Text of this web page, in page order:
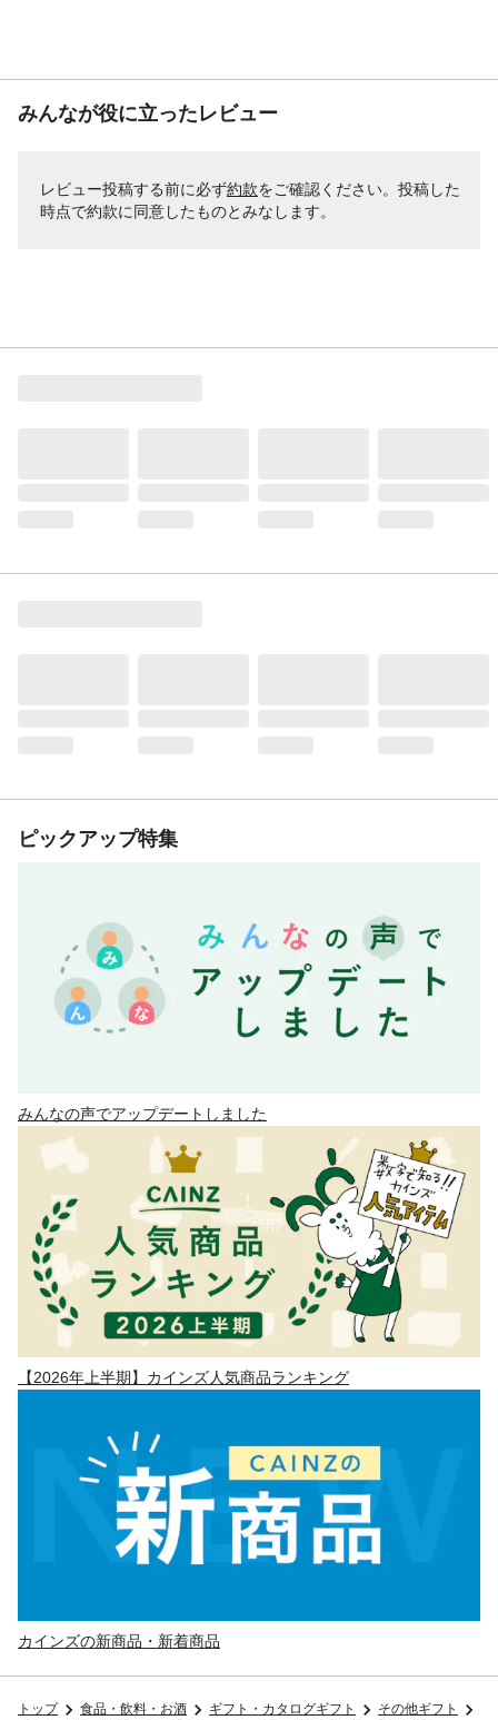
みんなが役に立ったレビュー
レビュー投稿する前に必ず約款をご確認ください。投稿した
時点で約款に同意したものとみなします。
ピックアップ特集
みんなの声でアップデートしました
【2026年上半期】カインズ人気商品ランキング
カインズの新商品・新着商品
トップ 食品・飲料・お酒 ギフト・カタログギフト
その他ギフト